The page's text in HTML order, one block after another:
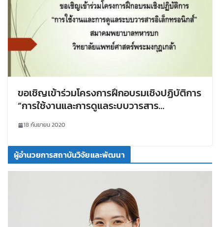
ขอเชิญเข้าร่วมโครงการฝึกอบรมเชิงปฏิบัติการ
“การใช้งานและการดูแลระบบวารสาร
อิเล็กทรอนิกส์” สมาคมพยาบาลทหารบก
วิทยาลัยแพทย์ศาสตร์พระมงกุฎเกล้า
18 กันยายน 2020
ผู้อำนวยการสถาบันวิจัยและพัฒนา